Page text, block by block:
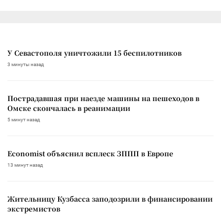
У Севастополя уничтожили 15 беспилотников
3 минуты назад
Пострадавшая при наезде машины на пешеходов в
Омске скончалась в реанимации
5 минут назад
Economist объяснил всплеск ЗППП в Европе
13 минут назад
Жительницу Кузбасса заподозрили в финансировании
экстремистов